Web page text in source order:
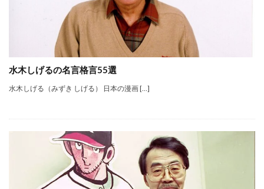
水木しげるの名言格言55選
水木しげる（みずき しげる） 日本の漫画 […]